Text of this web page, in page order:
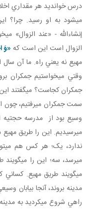
درس خوانديد هر مقداري
مي شود به او رسيد. چرا؟
إن شاءالله - «عند الزوال»
الزوال است اين است که «وَ
مهيع نه يعني راه. ما آن
وقتي مي خواستيم جمکران
جمکران کجاست؟ مي گفتند
سمت جمکران مي رفتيم، چون
وسيع بود از مدرسه حجتيه
مي رسيديم. اين را طريق
ندارد، يک؛ هر کس هم مي
مي رسد، سه؛ اين را مي
مي گويند طريق مهيع. کساني
مدينه بروند، آنجا بيابان
راهي شروع مي کرديد به